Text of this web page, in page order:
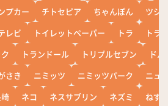
プカー チトセピア ちゃんぽん
ツシ
レビ トイレットペーパー トラ
トラ
トランドール トリプルセブン
ド
さき ニミッツ ニミッツパーク
ニュ
ネコ ネスサブリン ネズミ
ねず